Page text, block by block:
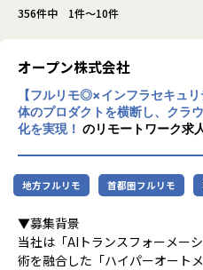
356件中 1件～10件
オープン株式会社
【フルリモ◎×インフラセキュ
体のプロダクトを横断し、クラ
化を実現！ のリモートワーク求
地方フルリモ 首都圏フルリモ
▼募集背景
当社は「AIトランスフォーメー
術を融合した「ハイパーオート